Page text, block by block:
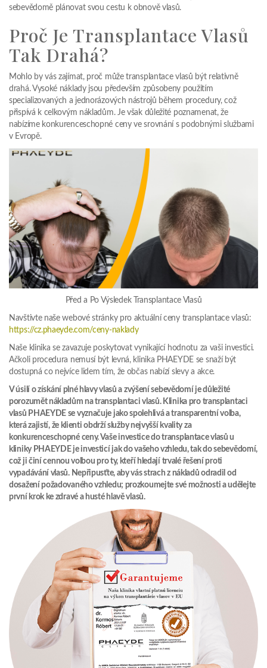
sebevědomě plánovat svou cestu k obnově vlasů.
Proč Je Transplantace Vlasů
Tak Drahá?
Mohlo by vás zajímat, proč může transplantace vlasů být relativně
drahá. Vysoké náklady jsou především způsobeny použitím
specializovaných a jednorázových nástrojů během procedury, což
přispívá k celkovým nákladům. Je však důležité poznamenat, že
nabízíme konkurenceschopné ceny ve srovnání s podobnými službami
v Evropě.
Před a Po Výsledek Transplantace Vlasů
Navštivte naše webové stránky pro aktuální ceny transplantace vlasů:
https://cz.phaeyde.com/ceny-naklady
Naše klinika se zavazuje poskytovat vynikající hodnotu za vaši investici.
Ačkoli procedura nemusí být levná, klinika PHAEYDE se snaží být
dostupná co nejvíce lidem tím, že občas nabízí slevy a akce.
V úsilí o získání plné hlavy vlasů a zvýšení sebevědomí je důležité
porozumět nákladům na transplantaci vlasů. Klinika pro transplantaci
vlasů PHAEYDE se vyznačuje jako spolehlivá a transparentní volba,
která zajistí, že klienti obdrží služby nejvyšší kvality za
konkurenceschopné ceny. Vaše investice do transplantace vlasů u
kliniky PHAEYDE je investicí jak do vašeho vzhledu, tak do sebevědomí,
což ji činí cennou volbou pro ty, kteří hledají trvalé řešení proti
vypadávání vlasů. Nepřipusťte, aby vás strach z nákladů odradil od
dosažení požadovaného vzhledu; prozkoumejte své možnosti a udělejte
první krok ke zdravé a husté hlavě vlasů.